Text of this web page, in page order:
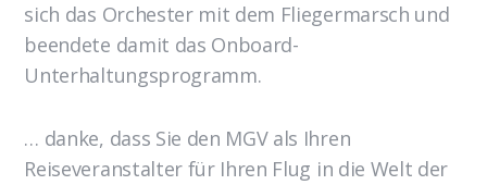
sich das Orchester mit dem Fliegermarsch und
beendete damit das Onboard-
Unterhaltungsprogramm.
… danke, dass Sie den MGV als Ihren
Reiseveranstalter für Ihren Flug in die Welt der